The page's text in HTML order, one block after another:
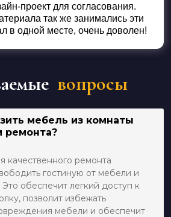
проект для согласования.
так же занимались эти
в одной месте, очень доволен!
вопросы
мебель из комнаты
ремонта?
качественного ремонта
гостиную от мебели и
обеспечит легкий доступ к
позволит избежать
мебели и обеспечит